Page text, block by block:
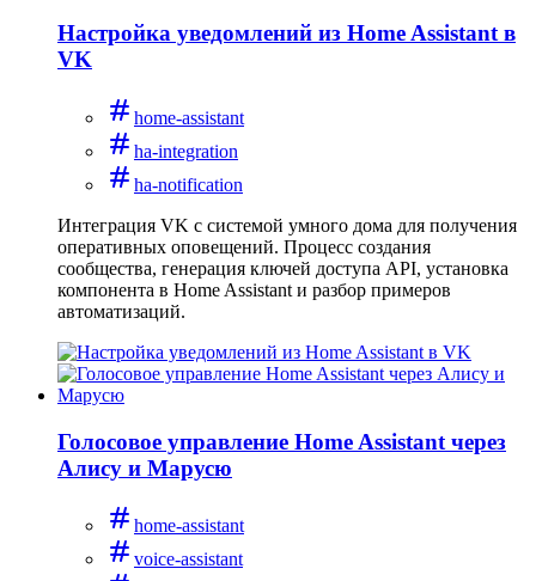
Настройка уведомлений из Home Assistant в
VK
home-assistant
ha-integration
ha-notification
Интеграция VK с системой умного дома для получения
оперативных оповещений. Процесс создания
сообщества, генерация ключей доступа API, установка
компонента в Home Assistant и разбор примеров
автоматизаций.
Голосовое управление Home Assistant через
Алису и Марусю
home-assistant
voice-assistant